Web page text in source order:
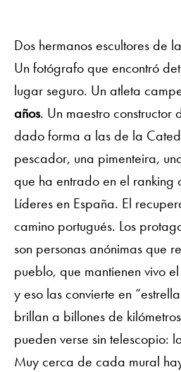
Dos hermanos escultores de
Un fotógrafo que encontró
lugar seguro. Un atleta
años. Un maestro
dado forma a las de la
pescador, una pimenteira,
que ha entrado en el ranking
Líderes en España. El
camino portugués. Los
son personas anónimas que
pueblo, que mantienen vivo
y eso las convierte en
brillan a billones de
pueden verse sin telescopio:
Muy cerca de cada mural